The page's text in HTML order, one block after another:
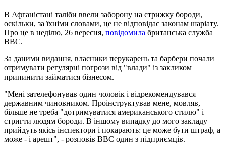
В Афганістані таліби ввели заборону на стрижку бороди,
оскільки, за їхніми словами, це не відповідає законам шаріату.
Про це в неділю, 26 вересня, повідомила британська служба
ВВС.
За даними видання, власники перукарень та барбери почали
отримувати регулярні погрози від "влади" із закликом
припинити займатися бізнесом.
"Мені зателефонував один чоловік і відрекомендувався
державним чиновником. Проінструктував мене, мовляв,
більше не треба "дотримуватися американського стилю" і
стригти людям бороди. В іншому випадку до мого закладу
прийдуть якісь інспектори і покарають: це може бути штраф, а
може - і арешт", - розповів ВВС один з підприємців.